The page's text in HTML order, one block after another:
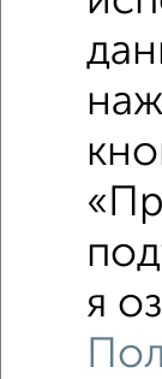
Похожие
Комнаты в
я